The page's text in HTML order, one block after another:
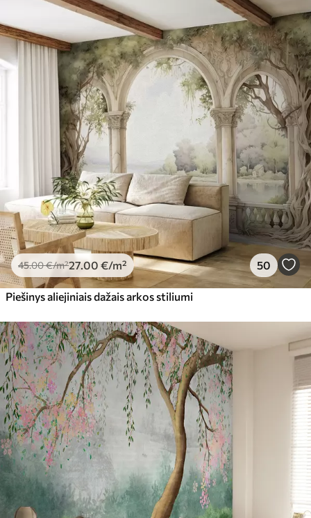
45.00€/m²27.00 €/m² 50
Piešinys aliejiniais dažais arkos stiliumi